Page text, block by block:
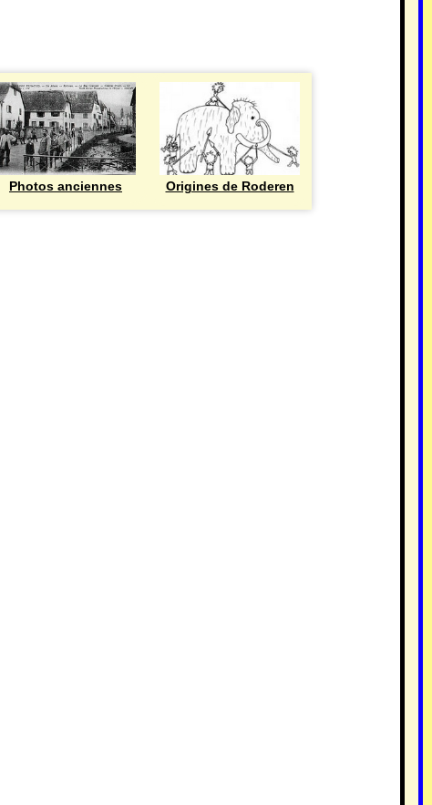
Photos anciennes Origines de Roderen